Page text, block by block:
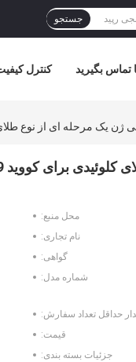
جستجو
کنترل تماس بگیرید
یک مرحله ای از نوع طلای
برای کووید 19
محل منبع:
نام تجاری:
گواهی:
شماره مدل:
حداقل تعداد سفارش:
قیمت:
جزئیات بسته بندی: